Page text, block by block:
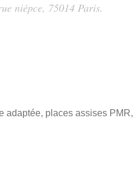
niépce, 75014 Paris.
adaptée, places assises PMR,